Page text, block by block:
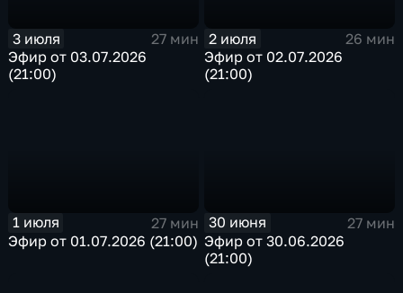
3 июля
27 мин
Эфир от 03.07.2026
(21:00)
2 июля
26 мин
Эфир от 02.07.2026
(21:00)
1 июля
27 мин
Эфир от 01.07.2026 (21:00)
30 июня
27 мин
Эфир от 30.06.2026
(21:00)